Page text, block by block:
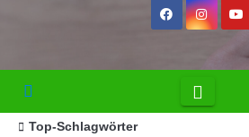
Top-Schlagwörter